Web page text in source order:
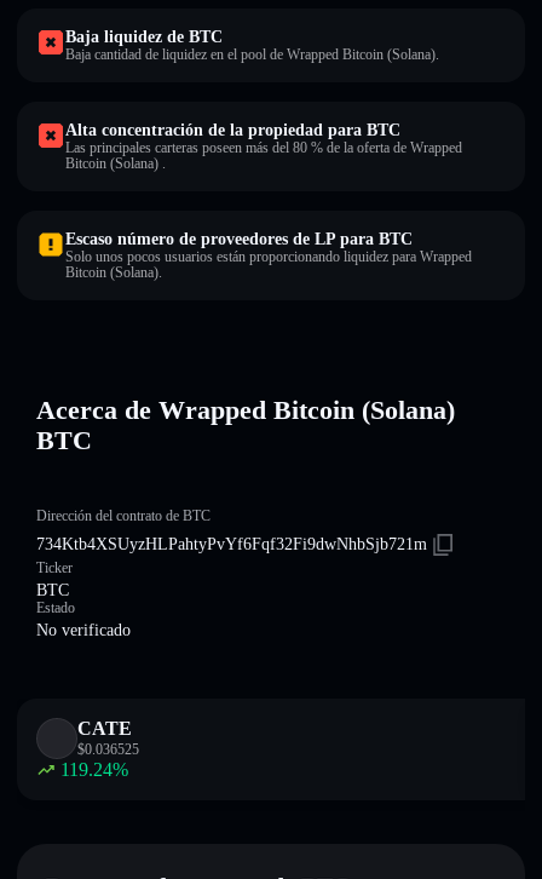
Baja liquidez de BTC
Baja cantidad de liquidez en el pool de Wrapped Bitcoin (Solana).
Alta concentración de la propiedad para BTC
Las principales carteras poseen más del 80 % de la oferta de Wrapped
Bitcoin (Solana) .
Escaso número de proveedores de LP para BTC
Solo unos pocos usuarios están proporcionando liquidez para Wrapped
Bitcoin (Solana).
Acerca de Wrapped Bitcoin (Solana)
BTC
Dirección del contrato de BTC
734Ktb4XSUyzHLPahtyPvYf6Fqf32Fi9dwNhbSjb721m
Ticker
BTC
Estado
No verificado
CATE
$0.036525
119.24%